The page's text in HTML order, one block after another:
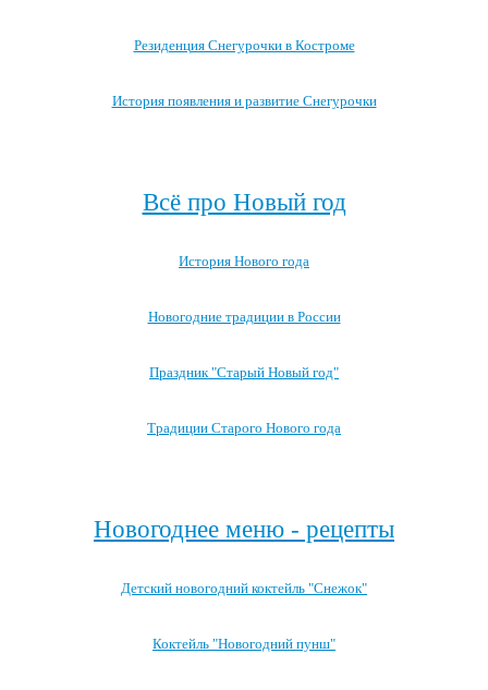
Резиденция Снегурочки в Костроме
История появления и развитие Снегурочки
Всё про Новый год
История Нового года
Новогодние традиции в России
Праздник "Старый Новый год"
Традиции Старого Нового года
Новогоднее меню - рецепты
Детский новогодний коктейль "Снежок"
Коктейль "Новогодний пунш"